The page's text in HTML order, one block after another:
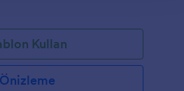
Kullan
Önizleme